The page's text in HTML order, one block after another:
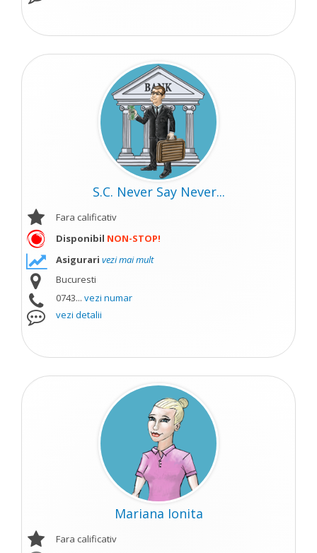
S.C. Never Say Never...
Fara calificativ
Disponibil NON-STOP!
Asigurari vezi mai mult
Bucuresti
0743... vezi numar
vezi detalii
Mariana Ionita
Fara calificativ